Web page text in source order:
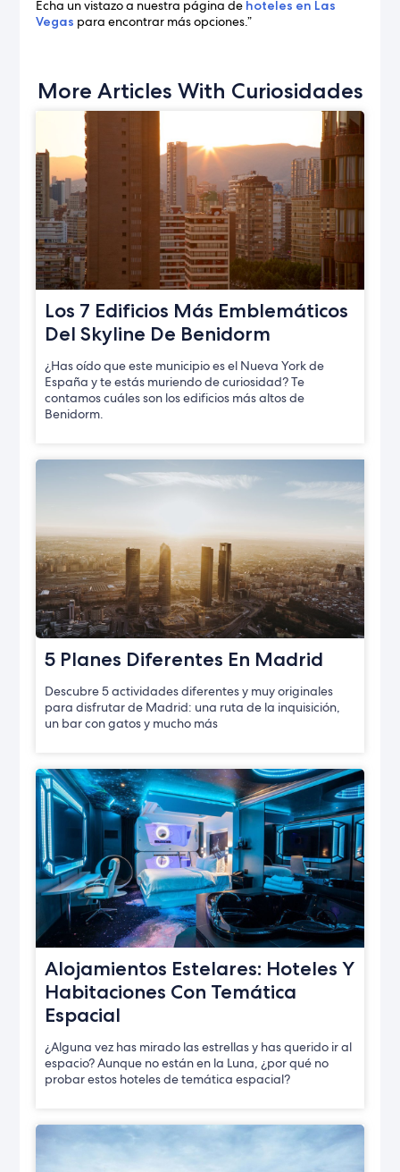
Echa un vistazo a nuestra página de hoteles en Las
Vegas para encontrar más opciones.”
More Articles With Curiosidades
Los 7 Edificios Más Emblemáticos
Del Skyline De Benidorm
¿Has oído que este municipio es el Nueva York de
España y te estás muriendo de curiosidad? Te
contamos cuáles son los edificios más altos de
Benidorm.
5 Planes Diferentes En Madrid
Descubre 5 actividades diferentes y muy originales
para disfrutar de Madrid: una ruta de la inquisición,
un bar con gatos y mucho más
Alojamientos Estelares: Hoteles Y
Habitaciones Con Temática
Espacial
¿Alguna vez has mirado las estrellas y has querido ir al
espacio? Aunque no están en la Luna, ¿por qué no
probar estos hoteles de temática espacial?